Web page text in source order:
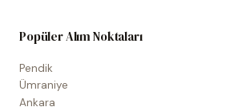
Popüler Alım Noktaları
Pendik
Ümraniye
Ankara